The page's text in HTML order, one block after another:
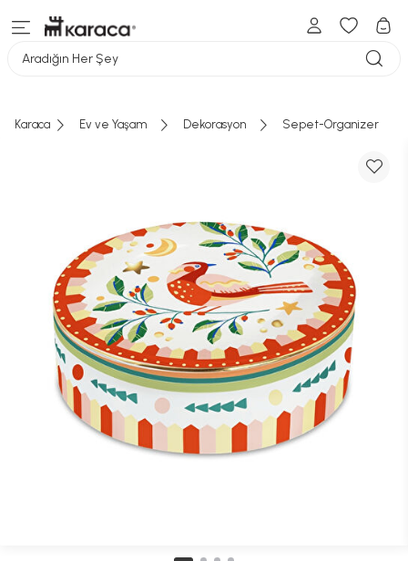
Aradığın Her Şey
Karaca Ev ve Yaşam Dekorasyon Sepet-Organizer